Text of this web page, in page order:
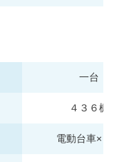
一台
４３６棚
電動台車×２